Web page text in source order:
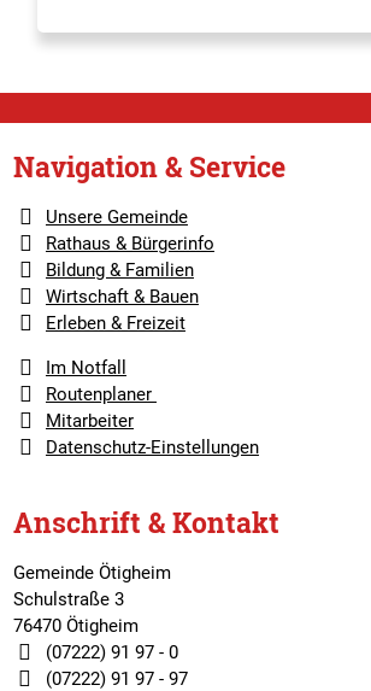
Navigation & Service
Unsere Gemeinde
Rathaus & Bürgerinfo
Bildung & Familien
Wirtschaft & Bauen
Erleben & Freizeit
Im Notfall
Routenplaner
Mitarbeiter
Datenschutz-Einstellungen
Anschrift & Kontakt
Gemeinde Ötigheim
Schulstraße 3
76470 Ötigheim
(07222) 91 97 - 0
(07222) 91 97 - 97